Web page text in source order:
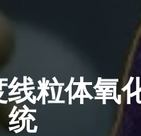
粒体氧
统